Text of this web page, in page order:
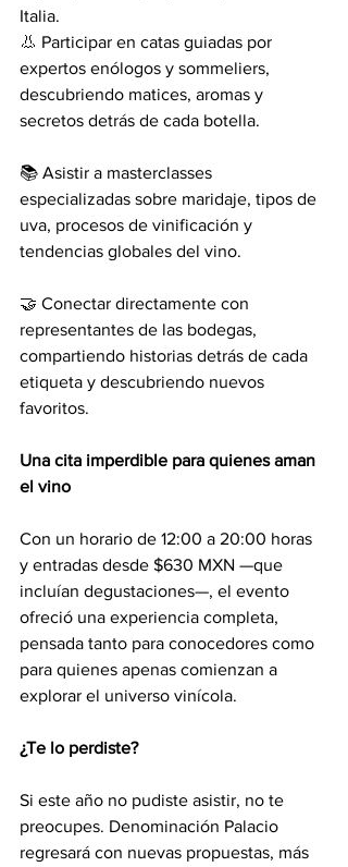
Italia.
👃 Participar en catas guiadas por
expertos enólogos y sommeliers,
descubriendo matices, aromas y
secretos detrás de cada botella.
📚 Asistir a masterclasses
especializadas sobre maridaje, tipos de
uva, procesos de vinificación y
tendencias globales del vino.
🤝 Conectar directamente con
representantes de las bodegas,
compartiendo historias detrás de cada
etiqueta y descubriendo nuevos
favoritos.
Una cita imperdible para quienes aman
el vino
Con un horario de 12:00 a 20:00 horas
y entradas desde $630 MXN —que
incluían degustaciones—, el evento
ofreció una experiencia completa,
pensada tanto para conocedores como
para quienes apenas comienzan a
explorar el universo vinícola.
¿Te lo perdiste?
Si este año no pudiste asistir, no te
preocupes. Denominación Palacio
regresará con nuevas propuestas, más